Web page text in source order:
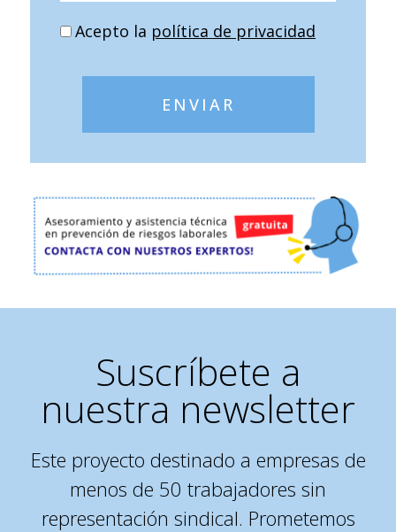
Acepto la política de privacidad
ENVIAR
Suscríbete a
nuestra newsletter
Este proyecto destinado a empresas de
menos de 50 trabajadores sin
representación sindical. Prometemos